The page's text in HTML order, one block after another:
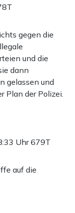
gegen die
und die
dann
gelassen und
Plan der Polizei.
Uhr679T
auf die